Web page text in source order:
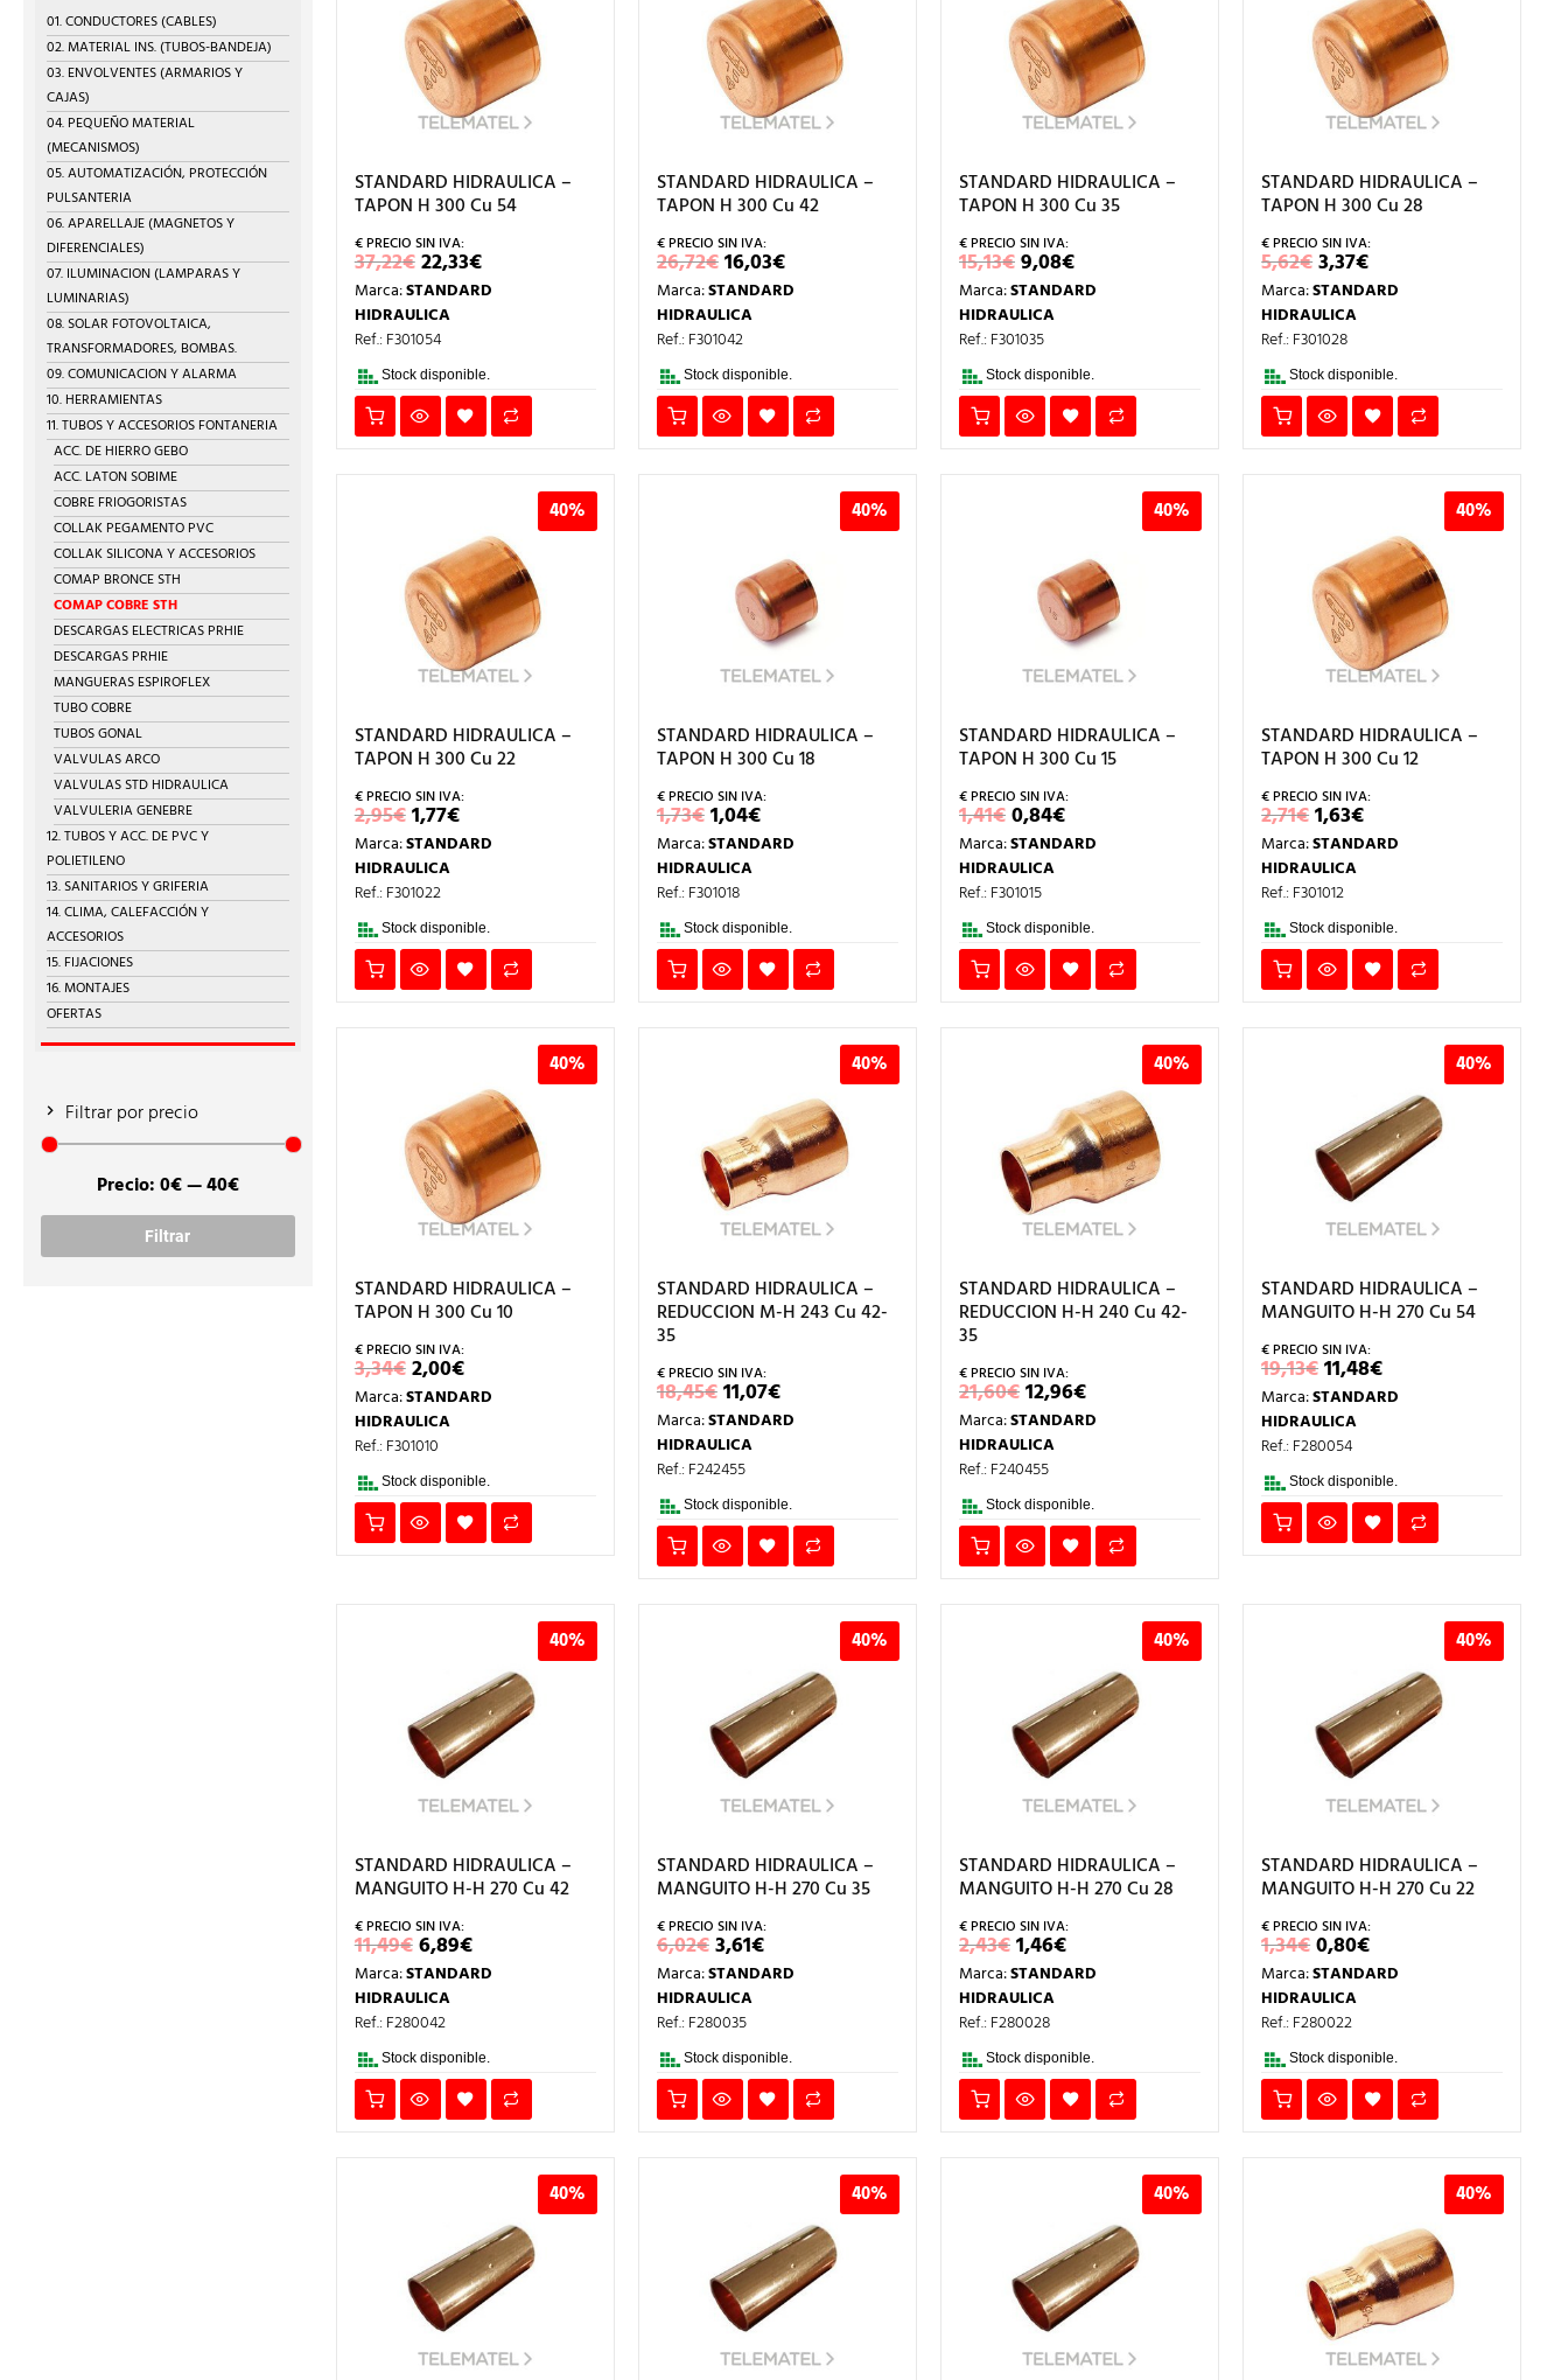
STANDARD HIDRAULICA –
TAPON H 300 Cu 54
37,22€EL
PRECIO
ORIGINAL
ERA:
37,22€.
22,33€EL
PRECIO
ACTUAL
Marca:STANDARD
HIDRAULICA
Ref.: F301054
Stock disponible.
STANDARD HIDRAULICA –
TAPON H 300 Cu 42
26,72€EL
PRECIO
ORIGINAL
ERA:
26,72€.
16,03€EL
PRECIO
ACTUAL
Marca:STANDARD
HIDRAULICA
Ref.: F301042
Stock disponible.
STANDARD HIDRAULICA –
TAPON H 300 Cu 35
15,13€EL
PRECIO
ORIGINAL
ERA:
15,13€.
9,08€EL
PRECIO
ACTUAL
Marca:STANDARD
HIDRAULICA
Ref.: F301035
Stock disponible.
STANDARD HIDRAULICA –
TAPON H 300 Cu 28
5,62€EL
PRECIO
ORIGINAL
ERA:
5,62€.
3,37€EL
PRECIO
ACTUAL
Marca:STANDARD
HIDRAULICA
Ref.: F301028
Stock disponible.
40%
STANDARD HIDRAULICA –
TAPON H 300 Cu 22
2,95€EL
PRECIO
ORIGINAL
ERA:
2,95€.
1,77€EL
PRECIO
ACTUAL
Marca:STANDARD
HIDRAULICA
Ref.: F301022
Stock disponible.
40%
STANDARD HIDRAULICA –
TAPON H 300 Cu 18
1,73€EL
PRECIO
ORIGINAL
ERA:
1,73€.
1,04€EL
PRECIO
ACTUAL
Marca:STANDARD
HIDRAULICA
Ref.: F301018
Stock disponible.
40%
STANDARD HIDRAULICA –
TAPON H 300 Cu 15
1,41€EL
PRECIO
ORIGINAL
ERA:
1,41€.
0,84€EL
PRECIO
ACTUAL
Marca:STANDARD
HIDRAULICA
Ref.: F301015
Stock disponible.
40%
STANDARD HIDRAULICA –
TAPON H 300 Cu 12
2,71€EL
PRECIO
ORIGINAL
ERA:
2,71€.
1,63€EL
PRECIO
ACTUAL
Marca:STANDARD
HIDRAULICA
Ref.: F301012
Stock disponible.
40%
STANDARD HIDRAULICA –
TAPON H 300 Cu 10
3,34€EL
PRECIO
ORIGINAL
ERA:
3,34€.
2,00€EL
PRECIO
ACTUAL
Marca:STANDARD
HIDRAULICA
Ref.: F301010
Stock disponible.
40%
STANDARD HIDRAULICA –
REDUCCION M-H 243 Cu 42-
35
18,45€EL
PRECIO
ORIGINAL
ERA:
18,45€.
11,07€EL
PRECIO
ACTUAL
Marca:STANDARD
HIDRAULICA
Ref.: F242455
Stock disponible.
40%
STANDARD HIDRAULICA –
REDUCCION H-H 240 Cu 42-
35
21,60€EL
PRECIO
ORIGINAL
ERA:
21,60€.
12,96€EL
PRECIO
ACTUAL
Marca:STANDARD
HIDRAULICA
Ref.: F240455
Stock disponible.
40%
STANDARD HIDRAULICA –
MANGUITO H-H 270 Cu 54
19,13€EL
PRECIO
ORIGINAL
ERA:
19,13€.
11,48€EL
PRECIO
ACTUAL
Marca:STANDARD
HIDRAULICA
Ref.: F280054
Stock disponible.
40%
STANDARD HIDRAULICA –
MANGUITO H-H 270 Cu 42
11,49€EL
PRECIO
ORIGINAL
ERA:
11,49€.
6,89€EL
PRECIO
ACTUAL
Marca:STANDARD
HIDRAULICA
Ref.: F280042
Stock disponible.
40%
STANDARD HIDRAULICA –
MANGUITO H-H 270 Cu 35
6,02€EL
PRECIO
ORIGINAL
ERA:
6,02€.
3,61€EL
PRECIO
ACTUAL
Marca:STANDARD
HIDRAULICA
Ref.: F280035
Stock disponible.
40%
STANDARD HIDRAULICA –
MANGUITO H-H 270 Cu 28
2,43€EL
PRECIO
ORIGINAL
ERA:
2,43€.
1,46€EL
PRECIO
ACTUAL
Marca:STANDARD
HIDRAULICA
Ref.: F280028
Stock disponible.
40%
STANDARD HIDRAULICA –
MANGUITO H-H 270 Cu 22
1,34€EL
PRECIO
ORIGINAL
ERA:
1,34€.
0,80€EL
PRECIO
ACTUAL
Marca:STANDARD
HIDRAULICA
Ref.: F280022
Stock disponible.
40% 40% 40% 40%
01. CONDUCTORES (CABLES)
02. MATERIAL INS. (TUBOS-BANDEJA)
03. ENVOLVENTES (ARMARIOS Y
CAJAS)
04. PEQUEÑO MATERIAL
(MECANISMOS)
05. AUTOMATIZACIÓN, PROTECCIÓN
PULSANTERIA
06. APARELLAJE (MAGNETOS Y
DIFERENCIALES)
07. ILUMINACION (LAMPARAS Y
LUMINARIAS)
08. SOLAR FOTOVOLTAICA,
TRANSFORMADORES, BOMBAS.
09. COMUNICACION Y ALARMA
10. HERRAMIENTAS
11. TUBOS Y ACCESORIOS FONTANERIA
ACC. DE HIERRO GEBO
ACC. LATON SOBIME
COBRE FRIOGORISTAS
COLLAK PEGAMENTO PVC
COLLAK SILICONA Y ACCESORIOS
COMAP BRONCE STH
COMAP COBRE STH
DESCARGAS ELECTRICAS PRHIE
DESCARGAS PRHIE
MANGUERAS ESPIROFLEX
TUBO COBRE
TUBOS GONAL
VALVULAS ARCO
VALVULAS STD HIDRAULICA
VALVULERIA GENEBRE
12. TUBOS Y ACC. DE PVC Y
POLIETILENO
13. SANITARIOS Y GRIFERIA
14. CLIMA, CALEFACCIÓN Y
ACCESORIOS
15. FIJACIONES
16. MONTAJES
OFERTAS
Filtrar por precio
Filtrar
Precio:0€—40€